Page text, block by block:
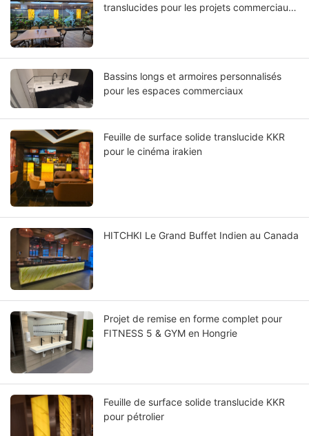
translucides pour les projets commerciaux
Bassins longs et armoires personnalisés
pour les espaces commerciaux
Feuille de surface solide translucide KKR
pour le cinéma irakien
HITCHKI Le Grand Buffet Indien au Canada
Projet de remise en forme complet pour
FITNESS 5 & GYM en Hongrie
Feuille de surface solide translucide KKR
pour pétrolier